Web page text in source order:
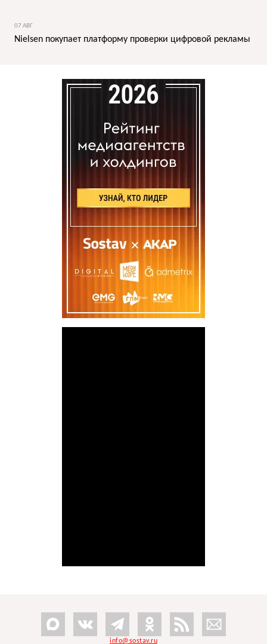
07 АВГ
Nielsen покупает платформу проверки цифровой рекламы
info@sostav.ru